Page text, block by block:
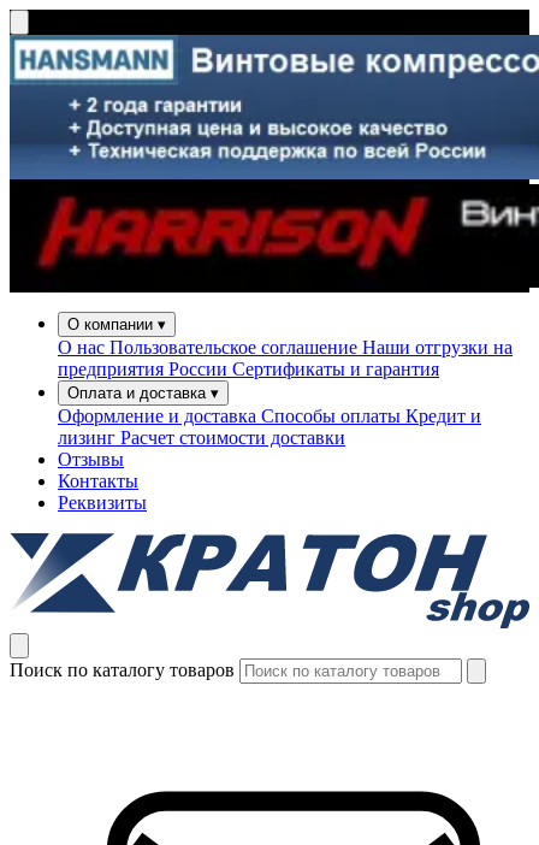
О компании ▾
О нас Пользовательское соглашение Наши отгрузки на
предприятия России Сертификаты и гарантия
Оплата и доставка ▾
Оформление и доставка Способы оплаты Кредит и
лизинг Расчет стоимости доставки
Отзывы
Контакты
Реквизиты
Поиск по каталогу товаров